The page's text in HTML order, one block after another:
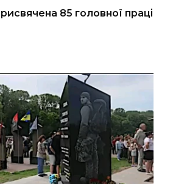
85 головної праці